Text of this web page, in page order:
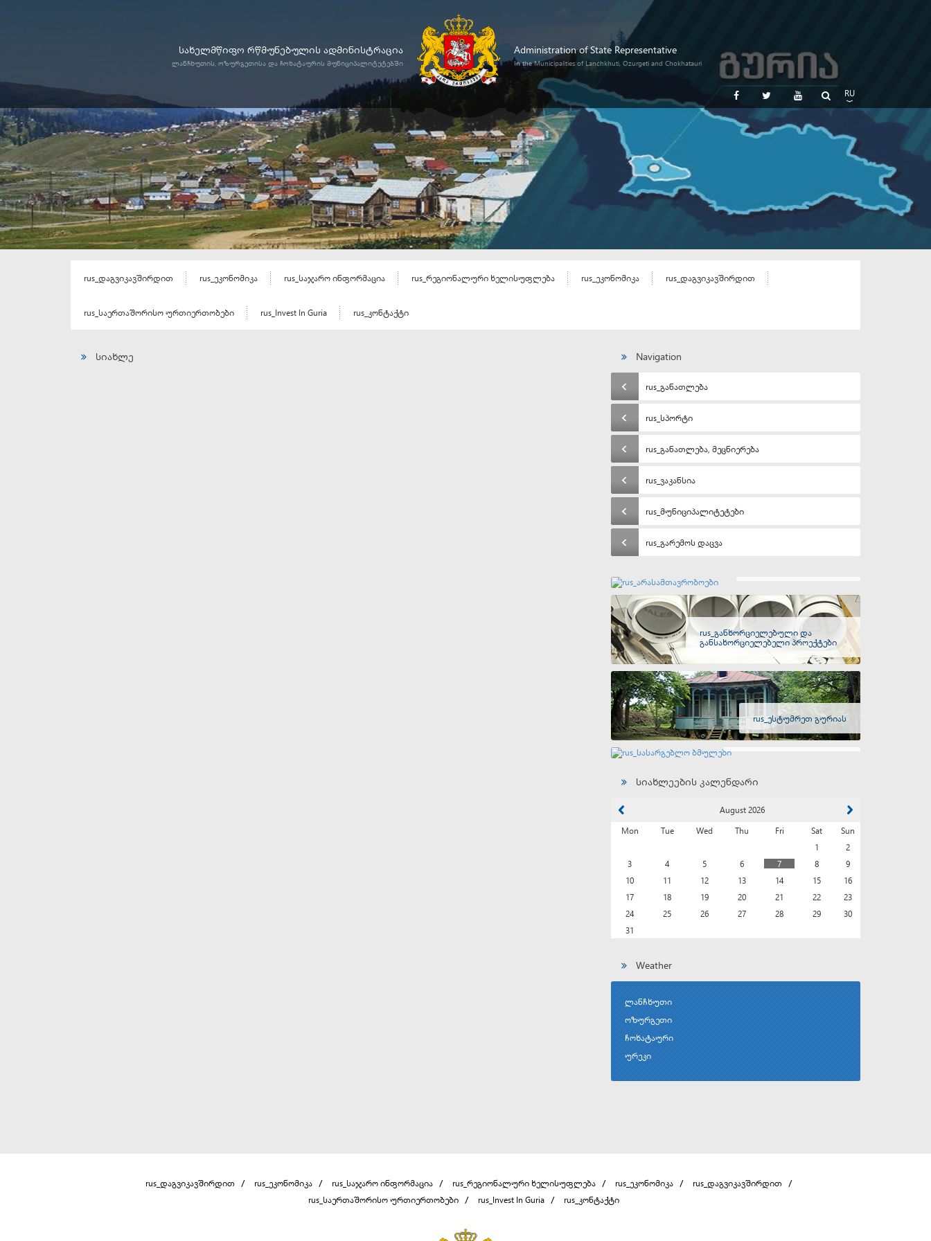
სახელმწიფო რწმუნებულის ადმინისტრაცია
ლანჩხუთის, ოზურგეთისა და ჩოხატაურის მუნიციპალიტეტებში
Administration of State Representative
In the Municipalities of Lanchkhuti, Ozurgeti and Chokhatauri
RU
EN
rus_დაგვიკავშირდით rus_ეკონომიკა rus_საჯარო ინფორმაცია rus_რეგიონალური ხელისუფლება rus_ეკონომიკა rus_დაგვიკავშირდით
rus_საერთაშორისო ურთიერთობები rus_Invest In Guria rus_კონტაქტი
სიახლე Navigation
rus_განათლება
rus_სპორტი
rus_განათლება, მეცნიერება
rus_ვაკანსია
rus_მუნიციპალიტეტები
rus_გარემოს დაცვა
rus_განხორციელებული და
განსახორციელებელი პროექტები
rus_ესტუმრეთ გურიას
rus_სასარგებლო ბმულები
სიახლეების კალენდარი
August 2026
Mon
Tue Wed Thu Fri Sat
Sun
1
2
3
4 5 6 7 8
9
10
11 12 13 14 15
16
17
18 19 20 21 22
23
24
25 26 27 28 29
30
31
Weather
ლანჩხუთი
ოზურგეთი
ჩოხატაური
ურეკი
rus_დაგვიკავშირდით rus_ეკონომიკა rus_საჯარო ინფორმაცია rus_რეგიონალური ხელისუფლება rus_ეკონომიკა
rus_დაგვიკავშირდით
rus_საერთაშორისო ურთიერთობები
rus_Invest In Guria rus_კონტაქტი